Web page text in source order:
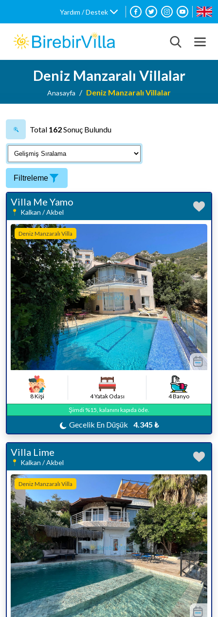
Yardım / Destek
Deniz Manzaralı Villalar
Anasayfa Deniz Manzaralı Villalar
Total 162Sonuç Bulundu
Filtreleme
Villa Me Yamo
Kalkan / Akbel
Deniz Manzaralı Villa
8 Kişi 4 Yatak Odası
4 Banyo
Şimdi %15, kalanını kapıda öde.
Gecelik En Düşük 4.345 ₺
Villa Lime
Kalkan / Akbel
Deniz Manzaralı Villa